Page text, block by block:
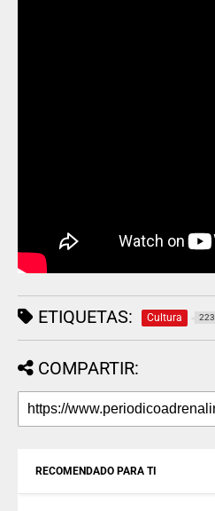
ETIQUETAS: Cultura
COMPARTIR:
RECOMENDADO PARA TI